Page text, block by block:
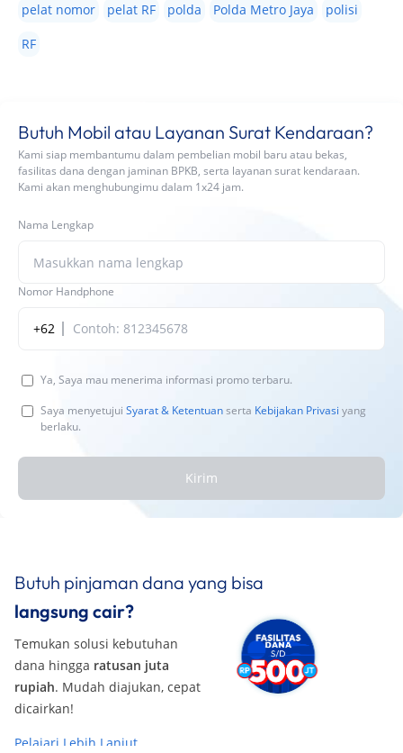
pelat nomor
pelat RF polda Polda Metro Jaya
polisi
RF
Butuh Mobil atau Layanan Surat Kendaraan?
Kami siap membantumu dalam pembelian mobil baru atau bekas,
fasilitas dana dengan jaminan BPKB, serta layanan surat kendaraan.
Kami akan menghubungimu dalam 1x24 jam.
Nama Lengkap
Nomor Handphone
+62
Ya, Saya mau menerima informasi promo terbaru.
Saya menyetujui Syarat & Ketentuanserta Kebijakan Privasi yang
berlaku.
Kirim
Butuh pinjaman dana yang bisa
langsung cair?
Temukan solusi kebutuhan
dana hingga ratusan juta
rupiah. Mudah diajukan, cepat
dicairkan!
Pelajari Lebih Lanjut